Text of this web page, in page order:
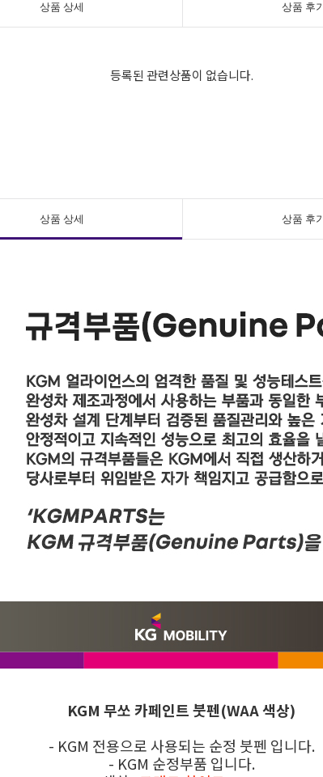
상품 상세 상품 후
등록된 관련상품이 없습니다.
상품 상세 상품 후
KGM 무쏘카페인트붓펜(WAA 색상)
- KGM 전용으로 사용되는 순정 붓펜 입니다.
- KGM 순정부품 입니다.